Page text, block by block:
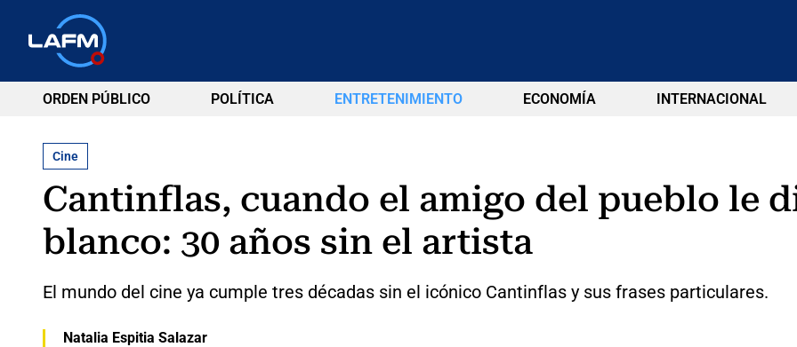
ORDEN PÚBLICO POLÍTICA ENTRETENIMIENTO ECONOMÍA INTERNACIONAL
Cine
Cantinflas, cuando el amigo del pueblo le
blanco: 30 años sin el artista
El mundo del cine ya cumple tres décadas sin el icónico Cantinflas y sus frases particulares.
Natalia Espitia Salazar